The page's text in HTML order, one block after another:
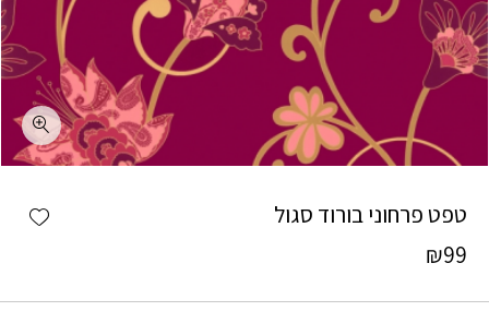
טפט פרחוני בורוד סגול
₪99